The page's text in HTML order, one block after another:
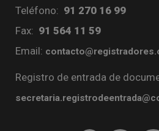
Teléfono: 91 270 16 99
Fax: 91 564 11 59
Email:
Registro de entrada de